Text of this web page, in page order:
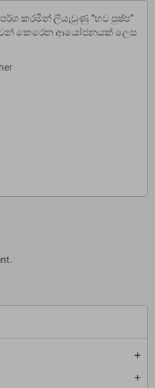
add
add
කරමින් ලියැවුණු “භව පුෂ්ප”
කෙරෙන ආයෝජනයක් ලෙස